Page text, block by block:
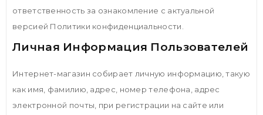
ответственность за ознакомление с актуальной
версией Политики конфиденциальности.
Личная Информация Пользователей
Интернет-магазин собирает личную информацию, такую
​​как имя, фамилию, адрес, номер телефона, адрес
электронной почты, при регистрации на сайте или